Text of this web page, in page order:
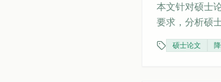
本文针对硕士
要求，分析硕
享加限定词、
AI率安全降至
硕士论文